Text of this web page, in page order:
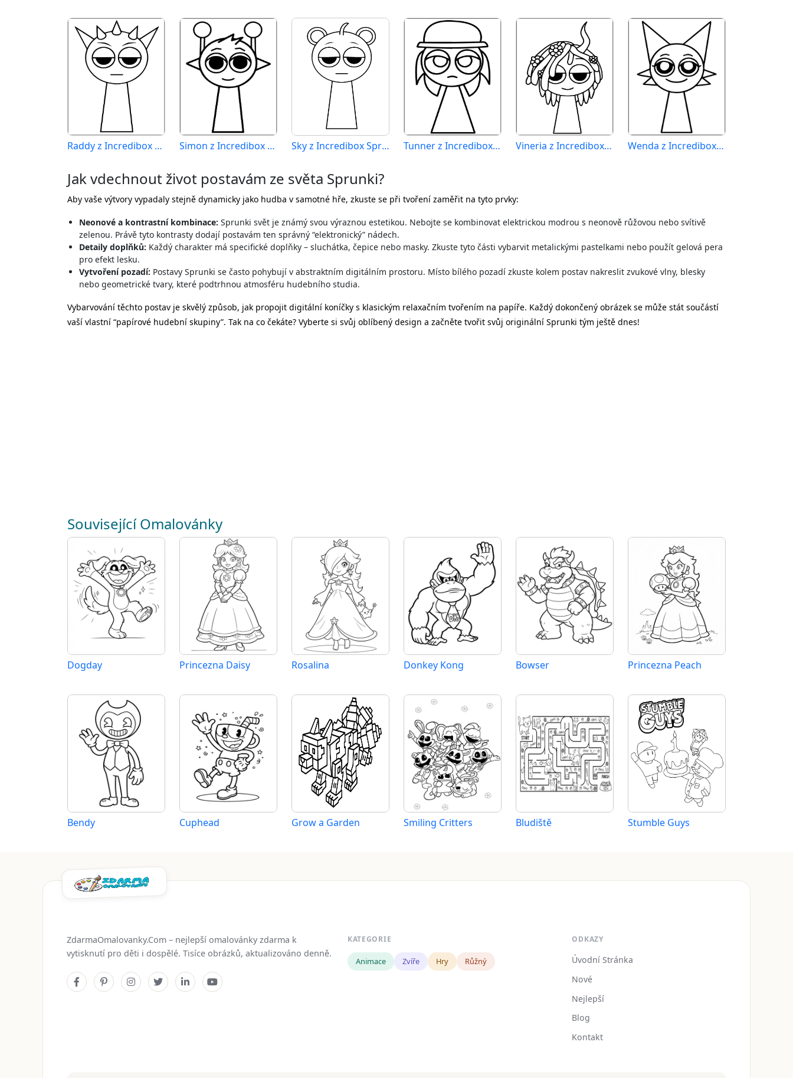
Raddy z Incredibox Sprunki Simon z Incredibox Sprunki Sky z Incredibox Sprunki Tunner z Incredibox Sprunki Vineria z Incredibox Sprunki Wenda z Incredibox Sprunki
Jak vdechnout život postavám ze světa Sprunki?
Aby vaše výtvory vypadaly stejně dynamicky jako hudba v samotné hře, zkuste se při tvoření zaměřit na tyto prvky:
Neonové a kontrastní kombinace: Sprunki svět je známý svou výraznou estetikou. Nebojte se kombinovat elektrickou modrou s neonově růžovou nebo svítivě
zelenou. Právě tyto kontrasty dodají postavám ten správný “elektronický” nádech.
Detaily doplňků: Každý charakter má specifické doplňky – sluchátka, čepice nebo masky. Zkuste tyto části vybarvit metalickými pastelkami nebo použít gelová pera
pro efekt lesku.
Vytvoření pozadí: Postavy Sprunki se často pohybují v abstraktním digitálním prostoru. Místo bílého pozadí zkuste kolem postav nakreslit zvukové vlny, blesky
nebo geometrické tvary, které podtrhnou atmosféru hudebního studia.
Vybarvování těchto postav je skvělý způsob, jak propojit digitální koníčky s klasickým relaxačním tvořením na papíře. Každý dokončený obrázek se může stát součástí
vaší vlastní “papírové hudební skupiny”. Tak na co čekáte? Vyberte si svůj oblíbený design a začněte tvořit svůj originální Sprunki tým ještě dnes!
Související Omalovánky
Dogday Princezna Daisy Rosalina Donkey Kong Bowser Princezna Peach
Bendy Cuphead Grow a Garden Smiling Critters Bludiště Stumble Guys
ZdarmaOmalovanky.Com – nejlepší omalovánky zdarma k
vytisknutí pro děti i dospělé. Tisíce obrázků, aktualizováno denně.
KATEGORIE
Animace Zvíře Hry Růžný
ODKAZY
Úvodní Stránka
Nové
Nejlepší
Blog
Kontakt